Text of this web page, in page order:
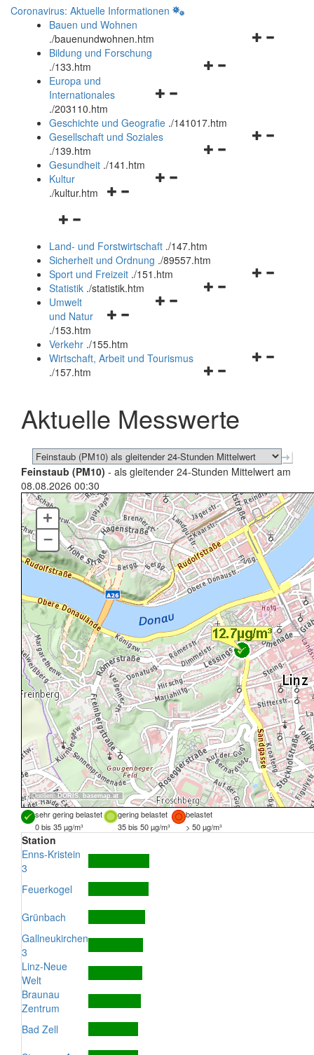
Coronavirus: Aktuelle Informationen
Bauen und Wohnen
./bauenundwohnen.htm
Navigationsmenü
Bildung und Forschung
./133.htm
Navigationsmenü
und
schließen
Europa und
Internationales
./203110.htm
Geschichte und Geografie ./141017.htm
Navigationsmenü
Gesellschaft und Soziales
./139.htm
Navigationsmenü
Gesundheit ./141.htm
Navigationsmenü
Kultur
./kultur.htm
Navigationsmenü
und
schließen
Land- und Forstwirtschaft ./147.htm
Sicherheit und Ordnung ./89557.htm
Navigationsmenü
Sport und Freizeit ./151.htm
Navigationsmenü
Statistik ./statistik.htm
Navigationsmenü
und
schließen
Umwelt
und Natur
./153.htm
Verkehr ./155.htm
Navigationsmenü
schließen
Wirtschaft, Arbeit und Tourismus
./157.htm
Aktuelle Messwerte
Feinstaub (PM10) - als gleitender 24-Stunden Mittelwert am
08.08.2026 00:30
Quellen:DORIS, basemap.at
+
–
sehr gering belastet gering belastet
belastet
0 bis 35 µg/m³
35 bis 50 µg/m³ > 50 µg/m³
Station
Enns-Kristein
3
Feuerkogel
Grünbach
Gallneukirchen
3
Linz-Neue
Welt
Braunau
Zentrum
Bad Zell